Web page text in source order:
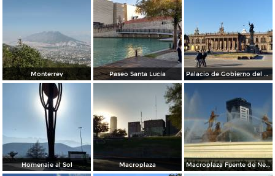
Monterrey Paseo Santa Lucía Palacio de Gobierno del Estado
Homenaje al Sol Macroplaza Macroplaza Fuente de Neptuno